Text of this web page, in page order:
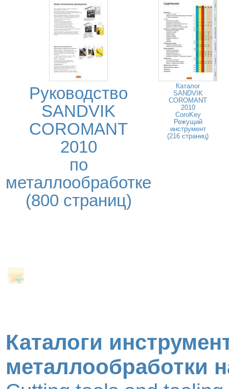
Руководство
SANDVIK
COROMANT
2010
по
металлообработке
(800 страниц)
Каталог
SANDVIK
COROMANT
2010
CoroKey
Режущий
инструмент
(216 страниц)
Каталоги
металлообработки